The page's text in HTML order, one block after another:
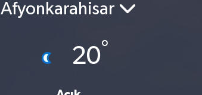
Afyonkarahisar
20°